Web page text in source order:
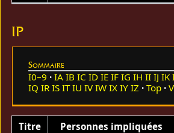
IP
Sommaire
I0–9 IA IB IC ID IE IF IG IH II IJ IK
IQ IR IS IT IU IV IW IX IY IZ Top
Titre Personnes impliquées